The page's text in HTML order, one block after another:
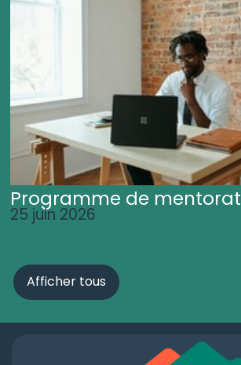
Programme de mentorat
25 juin 2026
Afficher tous